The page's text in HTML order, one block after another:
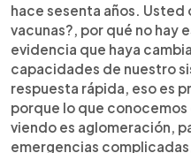
hace sesenta años. Usted
vacunas?, por qué no hay
evidencia que haya
capacidades de nuestro
respuesta rápida, eso es
porque lo que conocemos
viendo es aglomeración,
emergencias